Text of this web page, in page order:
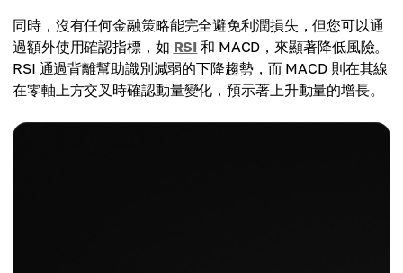
良好的風險回報比：
通過適當管理，您可以賺取2倍的利潤。
同時，沒有任何金融策略能完全避免利潤損失，但您可以通
過額外使用確認指標，如 RSI 和 MACD，來顯著降低風險。
RSI 通過背離幫助識別減弱的下降趨勢，而 MACD 則在其線
在零軸上方交叉時確認動量變化，預示著上升動量的增長。